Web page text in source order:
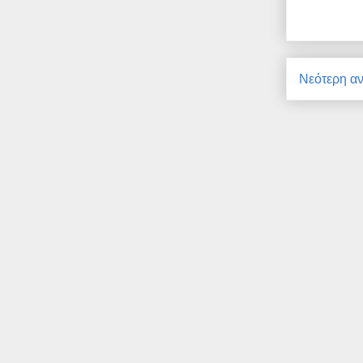
Νεότερη